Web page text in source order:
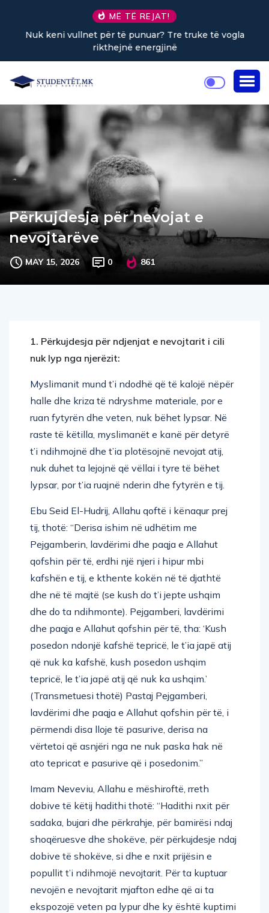
MË TË REJAT!
Nuk keni vullnet për të punuar? Tre truke të vogla
rikthejnë energjinë
Përkujdesja për nevojat e
nevojtarëve
MAY 15, 2026 0 861
1. Përkujdesja për ndjenjat e nevojtarit i cili
nuk lyp nga njerëzit:
Myslimanit mund t’i ndodhë që të kalojë nëpër
halle dhe kriza të ndryshme materiale, por e
ruan fytyrën dhe veten, nuk bëhet lypsar. Në
raste të këtilla, myslimanët e kanë për detyrë
t’i ndihmojnë dhe t’ia plotësojnë nevojat atij,
nuk duhet ta lejojnë që vëllai i tyre të bëhet
lypsar, por t’ia ruajnë nderin dhe fytyrën e tij.
Ebu Seid El-Hudrij, Allahu qoftë i kënaqur prej
tij, thotë: “Derisa ishim në udhëtim me
Pejgamberin, lavdërimi dhe paqja e Allahut
qofshin për të, erdhi një njeri i hipur mbi
kafshën e tij, e kthente kokën në të djathtë
dhe në të majtë (se kush do t’i jepte ushqim
dhe do ta ndihmonte). Pejgamberi, lavdërimi
dhe paqja e Allahut qofshin për të, tha: ‘Kush
posedon ndonjë kafshë tepricë, le t’ia japë atij
që nuk ka kafshë, kush posedon ushqim
tepricë, le t’ia japë atij që nuk ka ushqim.’
(Transmetuesi thotë) Pastaj Pejgamberi,
lavdërimi dhe paqja e Allahut qofshin për të, i
përmendi disa lloje të pasurive, derisa na
vërtetoi që asnjëri nga ne nuk paska hak në
ato tepricat e pasurive që i posedonim.”
Imam Neveviu, Allahu e mëshiroftë, rreth
dobive të këtij hadithi thotë: “Hadithi nxit për
sadaka, bujari dhe përkrahje, për bamirësi ndaj
shoqëruesve dhe shokëve, për përkujdesje ndaj
dobive të shokëve, si dhe e nxit prijësin e
popullit t’i ndihmojë nevojtarit. Për ta kuptuar
nevojën e nevojtarit mjafton edhe që ai ta
ekspozojë veten pa lypur dhe ky është kuptimi